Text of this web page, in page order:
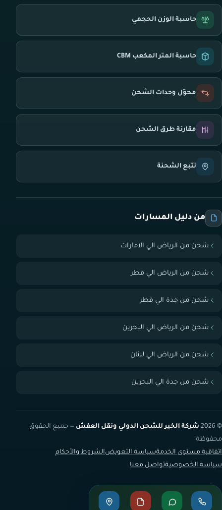
حاسبة الوزن الحجمي
حاسبة المتر المكعب CBM
محوّل وحدات الشحن
مقارنة طرق الشحن
تتبع الشحنة
من دليل المسارات
شحن من الرياض الي الامارات
شحن من الرياض الي قطر
شحن من جدة الي قطر
شحن من الرياض الي البحرين
شحن من الرياض الي لبنان
شحن من جدة الي البحرين
© 2026 شركة الخير للشحن الدولي ونقل العفش — جميع الحقوق
محفوظة
اتفاقية مستوى الخدمةسياسة التعويضالشروط والأحكام
سياسة الخصوصيةتواصل معنا